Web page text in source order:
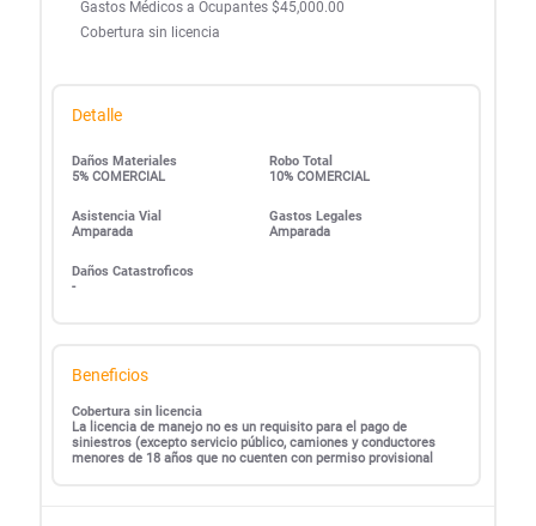
Gastos Médicos a Ocupantes $45,000.00
Cobertura sin licencia
Detalle
Daños Materiales
5% COMERCIAL
Robo Total
10% COMERCIAL
Asistencia Vial
Amparada
Gastos Legales
Amparada
Daños Catastroficos
-
Beneficios
Cobertura sin licencia
La licencia de manejo no es un requisito para el pago de
siniestros (excepto servicio público, camiones y conductores
menores de 18 años que no cuenten con permiso provisional